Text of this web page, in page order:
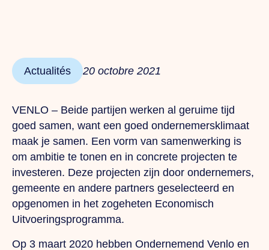
Actualités 20 octobre 2021
VENLO – Beide partijen werken al geruime tijd
goed samen, want een goed ondernemersklimaat
maak je samen. Een vorm van samenwerking is
om ambitie te tonen en in concrete projecten te
investeren. Deze projecten zijn door ondernemers,
gemeente en andere partners geselecteerd en
opgenomen in het zogeheten Economisch
Uitvoeringsprogramma.
Op 3 maart 2020 hebben Ondernemend Venlo en